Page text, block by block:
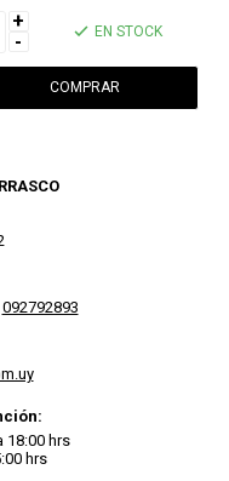
+
-
EN STOCK
092792893
18:00 hrs
hrs